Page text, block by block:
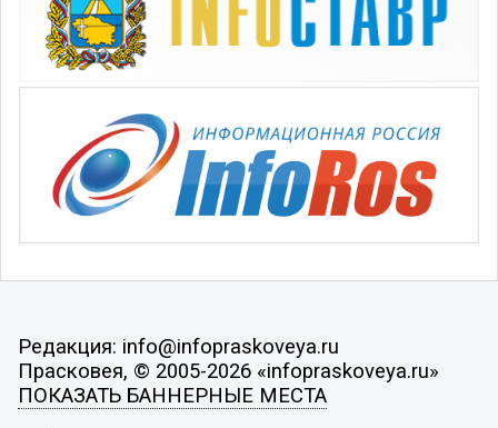
Редакция: info@infopraskoveya.ru
Прасковея, © 2005-2026 «infopraskoveya.ru»
ПОКАЗАТЬ БАННЕРНЫЕ МЕСТА